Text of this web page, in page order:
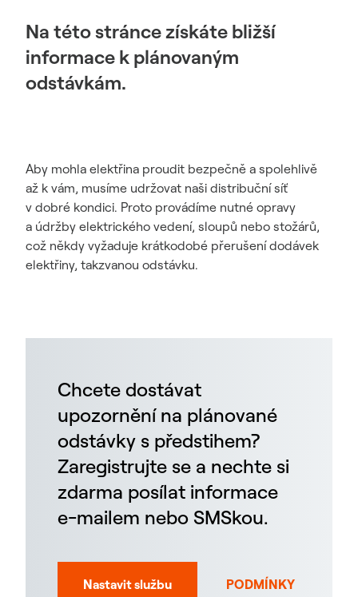
Na této stránce získáte bližší
informace k plánovaným
odstávkám.
Aby mohla elektřina proudit bezpečně a spolehlivě
až k vám, musíme udržovat naši distribuční síť
v dobré kondici. Proto provádíme nutné opravy
a údržby elektrického vedení, sloupů nebo stožárů,
což někdy vyžaduje krátkodobé přerušení dodávek
elektřiny, takzvanou odstávku.
Chcete dostávat
upozornění na plánované
odstávky s předstihem?
Zaregistrujte se a nechte si
zdarma posílat informace
e-mailem nebo SMSkou.
Nastavit službu
PODMÍNKY